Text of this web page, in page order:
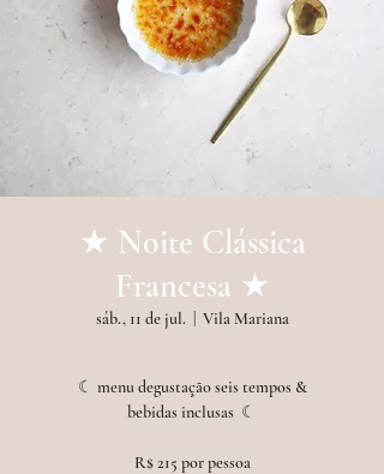
★ Noite Clássica
Francesa ★
sáb., 11 de jul. Vila Mariana
☾ menu degustação seis tempos &
bebidas inclusas ︎ ☾
R$ 215 por pessoa